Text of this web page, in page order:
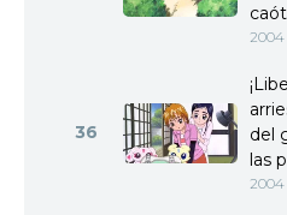
2004
36
del
las
2004